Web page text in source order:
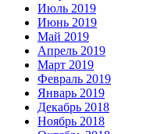
Июль 2019
Июнь 2019
Май 2019
Апрель 2019
Март 2019
Февраль 2019
Январь 2019
Декабрь 2018
Ноябрь 2018